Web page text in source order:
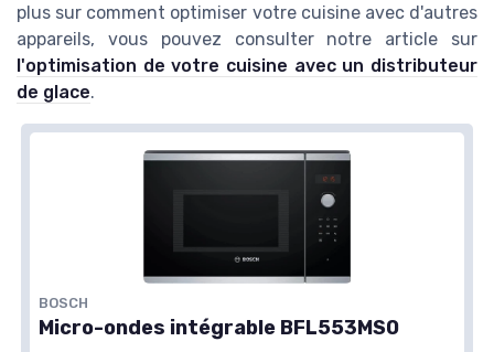
plus sur comment optimiser votre cuisine avec d'autres
appareils, vous pouvez consulter notre article sur
l'optimisation de votre cuisine avec un distributeur
de glace.
BOSCH
Micro-ondes intégrable BFL553MS0